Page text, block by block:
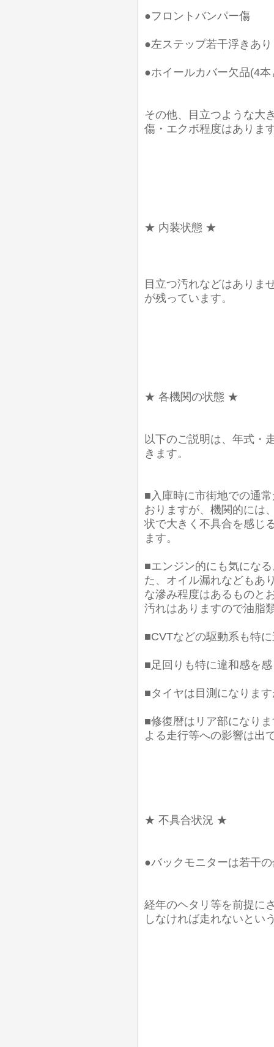
●フロントバンパー傷
●左ステップ若干浮きあり
●ホイールカバー欠品(4本
その他、目立つような大
傷・エクボ程度はありま
★ 内装状態 ★
目立つ汚れなどはありま
が残っています。
★ 各機関の状態 ★
以下のご説明は、年式・
きます。
■入庫時に市街地での通
おりますが、機関的には
状で大きく不具合を感じ
ます。
■エンジン的にも気にな
た、オイル漏れなどもあ
な滲み程度はあるものと
汚れはありますので油脂
■CVTなどの駆動系も特
■足回りも特に違和感を
■タイヤは目測になりま
■修復暦はリア部になり
よる走行等への影響は出
★ 不具合状況 ★
●バックモニターは若干
経年のヘタリ等を前提に
しなければ走れないとい